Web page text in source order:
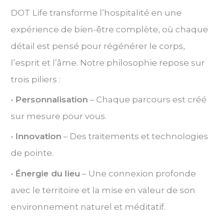
DOT Life transforme l’hospitalité en une
expérience de bien-être complète, où chaque
détail est pensé pour régénérer le corps,
l’esprit et l’âme. Notre philosophie repose sur
trois piliers :
• Personnalisation – Chaque parcours est créé
sur mesure pour vous.
• Innovation – Des traitements et technologies
de pointe.
• Énergie du lieu – Une connexion profonde
avec le territoire et la mise en valeur de son
environnement naturel et méditatif.